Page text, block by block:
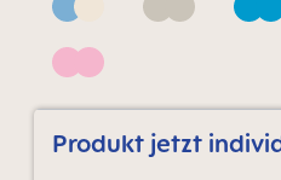
Blue & NeutralNeutral
Quartz Rose
Produkt jetzt